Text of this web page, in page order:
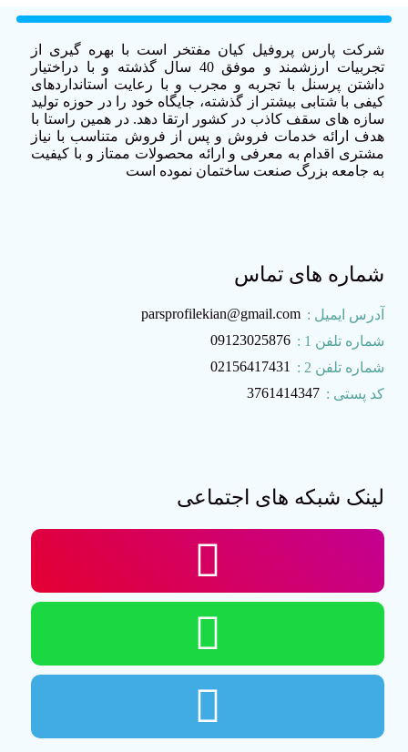
شرکت پارس پروفیل کیان مفتخر است با بهره گیری از
تجربیات ارزشمند و موفق 40 سال گذشته و با دراختیار
داشتن پرسنل با تجربه و مجرب و با رعایت استانداردهای
کیفی با شتابی بیشتر از گذشته، جایگاه خود را در حوزه تولید
سازه های سقف کاذب در کشور ارتقا دهد. در همین راستا با
هدف ارائه خدمات فروش و پس از فروش متناسب با نیاز
مشتری اقدام به معرفی و ارائه محصولات ممتاز و با کیفیت
به جامعه بزرگ صنعت ساختمان نموده است
شماره های تماس
آدرس ایمیل : parsprofilekian@gmail.com
شماره تلفن 1 :
09123025876
شماره تلفن 2 :
02156417431
کد پستی : 3761414347
لینک شبکه های اجتماعی